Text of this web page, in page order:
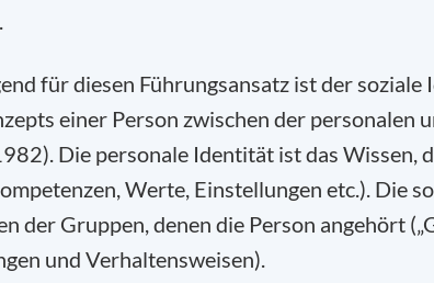
für diesen Führungsansatz ist der soziale
einer Person zwischen der personalen
Die personale Identität ist das Wissen,
Werte, Einstellungen etc.). Die
der Gruppen, denen die Person angehört
und Verhaltensweisen).